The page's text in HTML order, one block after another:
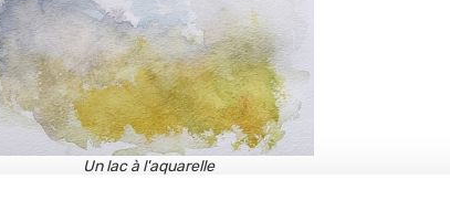
Un lac à l'aquarelle